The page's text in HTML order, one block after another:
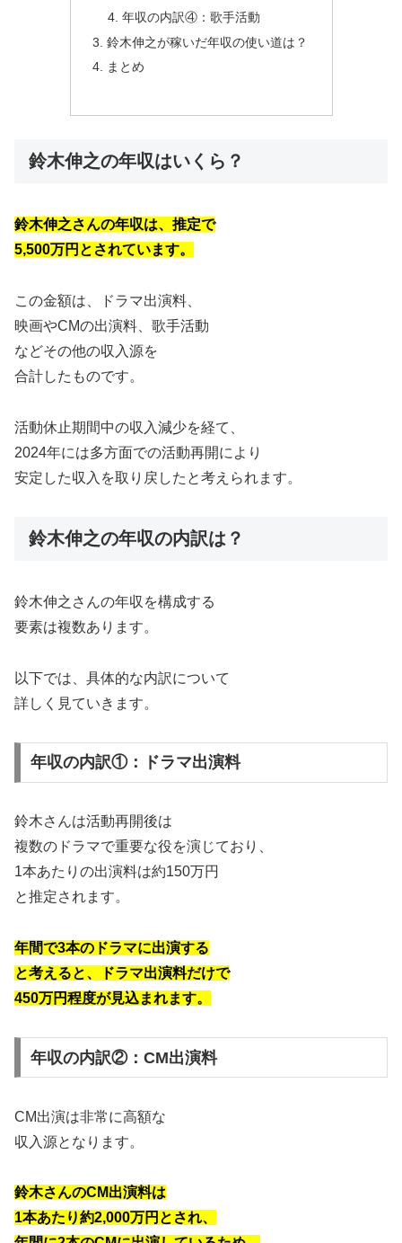
年収の内訳④：歌手活動
鈴木伸之が稼いだ年収の使い道は？
まとめ
鈴木伸之の年収はいくら？
鈴木伸之さんの年収は、推定で
5,500万円とされています。
この金額は、ドラマ出演料、
映画やCMの出演料、歌手活動
などその他の収入源を
合計したものです。
活動休止期間中の収入減少を経て、
2024年には多方面での活動再開により
安定した収入を取り戻したと考えられます。
鈴木伸之の年収の内訳は？
鈴木伸之さんの年収を構成する
要素は複数あります。
以下では、具体的な内訳について
詳しく見ていきます。
年収の内訳①：ドラマ出演料
鈴木さんは活動再開後は
複数のドラマで重要な役を演じており、
1本あたりの出演料は約150万円
と推定されます。
年間で3本のドラマに出演する
と考えると、ドラマ出演料だけで
450万円程度が見込まれます。
年収の内訳②：CM出演料
CM出演は非常に高額な
収入源となります。
鈴木さんのCM出演料は
1本あたり約2,000万円とされ、